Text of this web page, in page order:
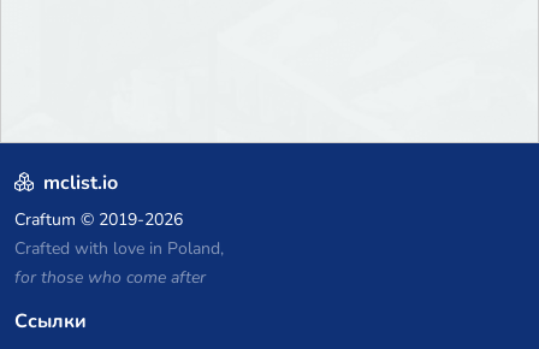
mclist.io
Craftum © 2019-2026
Crafted with love in Poland,
for those who come after
Ссылки